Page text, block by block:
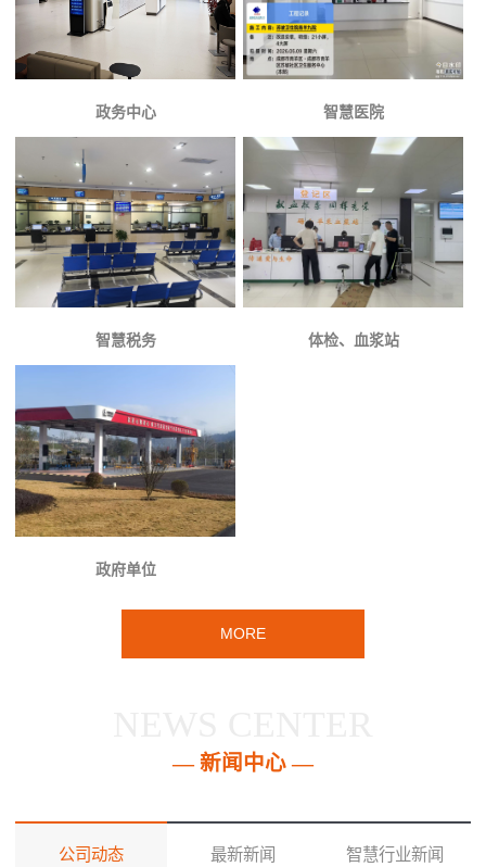
政务中心 智慧医院
智慧税务 体检、血浆站
政府单位
MORE
— 新闻中心 —
公司动态 最新新闻 智慧行业新闻